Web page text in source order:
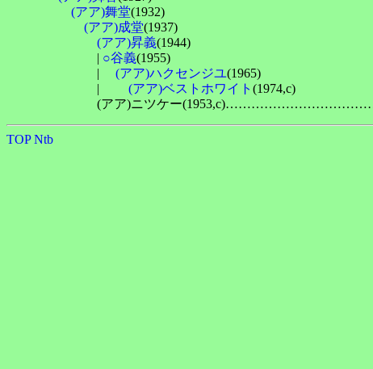
(アア)舞堂(1932)
(アア)成堂(1937)
(アア)昇義(1944)
| ○谷義(1955)
| (アア)ハクセンジユ(1965)
| (アア)ベストホワイト (1974,c)
TOP Ntb